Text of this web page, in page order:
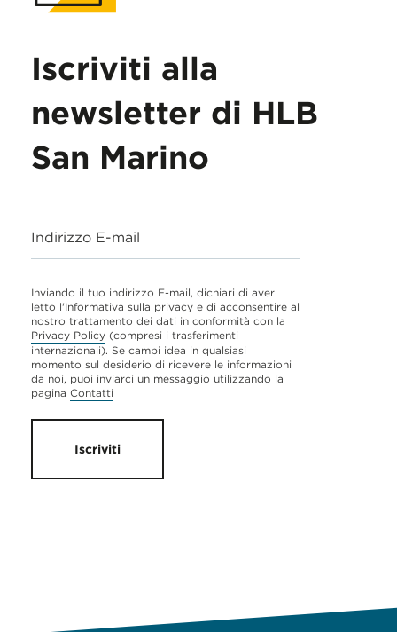
Iscriviti alla
newsletter di HLB
San Marino
Indirizzo E-mail
Inviando il tuo indirizzo E-mail, dichiari di aver
letto l'Informativa sulla privacy e di acconsentire al
nostro trattamento dei dati in conformità con la
Privacy Policy (compresi i trasferimenti
internazionali). Se cambi idea in qualsiasi
momento sul desiderio di ricevere le informazioni
da noi, puoi inviarci un messaggio utilizzando la
pagina Contatti
Iscriviti